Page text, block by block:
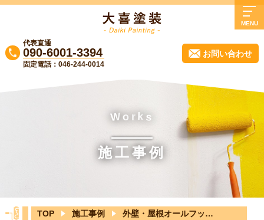
代表直通
090-6001-3394
固定電話：046-244-0014
お問い合わせ
MENU
大喜塗装について
業務内容
よくある質問
実質負担0円リフォーム！無料診断受付中
ブログ
W o r k s
施工事例
TOP 施工事例 外壁・屋根オールフッ素仕様